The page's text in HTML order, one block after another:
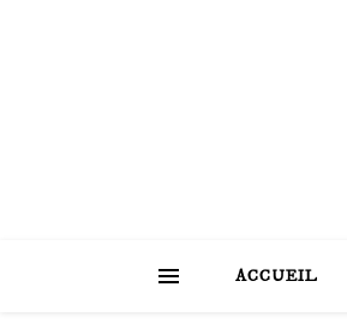
ACCUEIL